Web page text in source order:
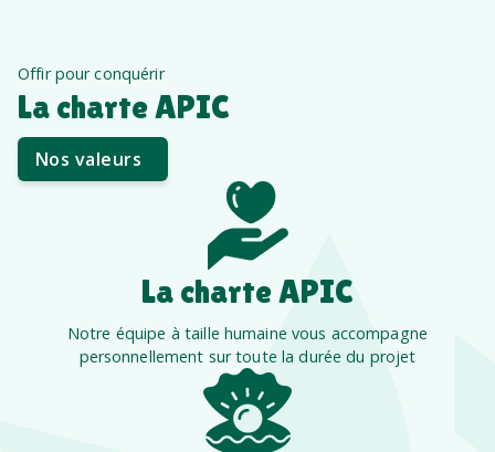
Offir pour conquérir
La charte APIC
Nos valeurs
La charte APIC
Notre équipe à taille humaine vous accompagne
personnellement sur toute la durée du projet